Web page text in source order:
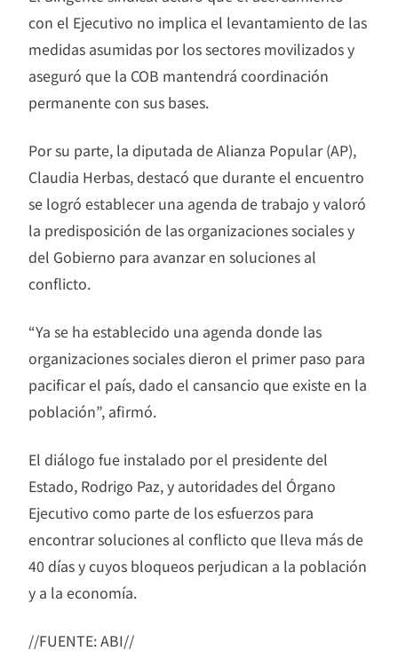
con el Ejecutivo no implica el levantamiento de las
medidas asumidas por los sectores movilizados y
aseguró que la COB mantendrá coordinación
permanente con sus bases.
Por su parte, la diputada de Alianza Popular (AP),
Claudia Herbas, destacó que durante el encuentro
se logró establecer una agenda de trabajo y valoró
la predisposición de las organizaciones sociales y
del Gobierno para avanzar en soluciones al
conflicto.
“Ya se ha establecido una agenda donde las
organizaciones sociales dieron el primer paso para
pacificar el país, dado el cansancio que existe en la
población”, afirmó.
El diálogo fue instalado por el presidente del
Estado, Rodrigo Paz, y autoridades del Órgano
Ejecutivo como parte de los esfuerzos para
encontrar soluciones al conflicto que lleva más de
40 días y cuyos bloqueos perjudican a la población
y a la economía.
//FUENTE: ABI//